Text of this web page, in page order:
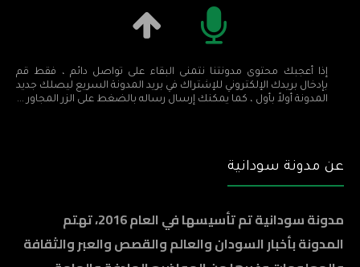
إذا أعجبك محتوى مدونتنا نتمنى البقاء على تواصل دائم ، فقط قم
بإدخال بريدك الإلكتروني للإشتراك في بريد المدونة السريع ليصلك جديد
المدونة أولاً بأول ، كما يمكنك إرسال رساله بالضغط على الزر المجاور ...
عن مدونة سودانية
مدونة سودانية تم تأسيسها في العام 2016، تهتم
المدونة بأخبار السودان والعالم والقصص والعبر والثقافة